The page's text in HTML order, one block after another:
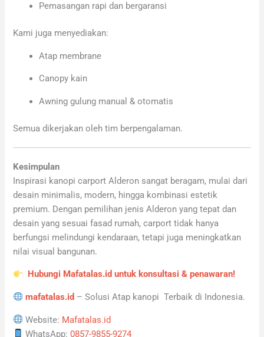
Pemasangan rapi dan bergaransi
Kami juga menyediakan:
Atap membrane
Canopy kain
Awning gulung manual & otomatis
Semua dikerjakan oleh tim berpengalaman.
Kesimpulan
Inspirasi kanopi carport Alderon sangat beragam, mulai dari
desain minimalis, modern, hingga kombinasi estetik
premium. Dengan pemilihan jenis Alderon yang tepat dan
desain yang sesuai fasad rumah, carport tidak hanya
berfungsi melindungi kendaraan, tetapi juga meningkatkan
nilai visual bangunan.
Hubungi Mafatalas.id untuk konsultasi & penawaran!
mafatalas.id – Solusi Atap kanopi Terbaik di Indonesia.
Website: Mafatalas.id
WhatsApp:0857-9855-9274